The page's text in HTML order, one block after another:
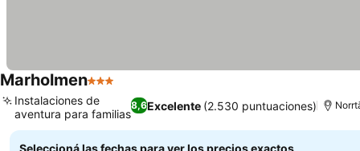
Marholmen3 Estrellas
8,6Excelente (2.530 puntuaciones)
Instalaciones de
aventura para familias
Seleccioná las fechas para ver los precios exactos